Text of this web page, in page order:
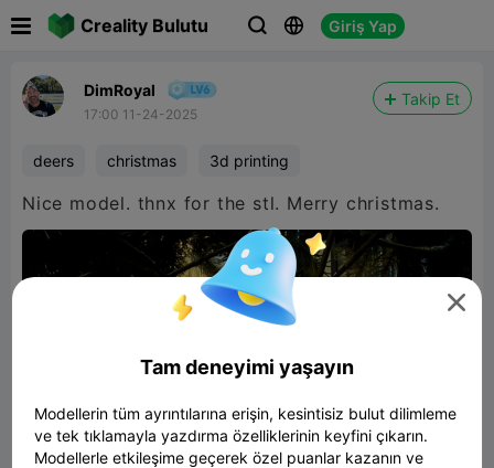
Creality Bulutu   Giriş Yap
DimRoyal
17:00 11-24-2025
Takip Et
deers christmas 3d printing
Nice model. thnx for the stl. Merry christmas.

Tam deneyimi yaşayın
Modellerin tüm ayrıntılarına erişin, kesintisiz bulut dilimleme
ve tek tıklamayla yazdırma özelliklerinin keyfini çıkarın.
Modellerle etkileşime geçerek özel puanlar kazanın ve